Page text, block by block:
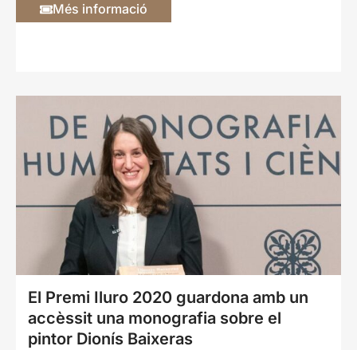
Més informació
El Premi Iluro 2020 guardona amb un
accèssit una monografia sobre el
pintor Dionís Baixeras